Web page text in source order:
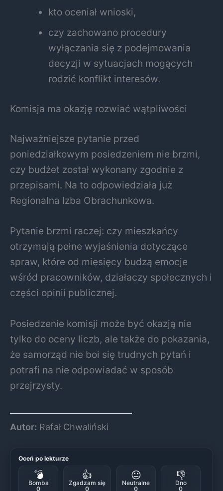
kto oceniał wnioski,
czy zachowano procedury
wyłączania się z podejmowania
decyzji w sytuacjach mogących
rodzić konflikt interesów.
Komisja ma okazję rozwiać wątpliwości
Najważniejsze pytanie przed
poniedziałkowym posiedzeniem nie brzmi,
czy budżet został wykonany zgodnie z
przepisami. Na to odpowiedziała już
Regionalna Izba Obrachunkowa.
Pytanie brzmi raczej: czy mieszkańcy
otrzymają pełne wyjaśnienia dotyczące
spraw, które od miesięcy budzą emocje
wśród pracowników, działaczy społecznych i
części opinii publicznej.
Posiedzenie komisji może być okazją nie
tylko do oceny liczb, ale także do pokazania,
że samorząd nie boi się trudnych pytań i
potrafi na nie odpowiadać w sposób
przejrzysty.
Autor: Rafał Chwaliński
Oceń po lekturze
💣
Bomba
0
👍
Zgadzam się
0
😐
Neutralne
0
👎
Dno
0